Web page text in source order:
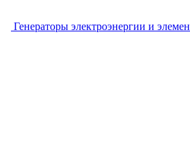
Генераторы электроэнергии и